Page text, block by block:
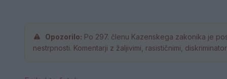
Opozorilo: Po 297. členu Kazenskega zakonika je
nestrpnosti. Komentarji z žaljivimi, rasističnimi,